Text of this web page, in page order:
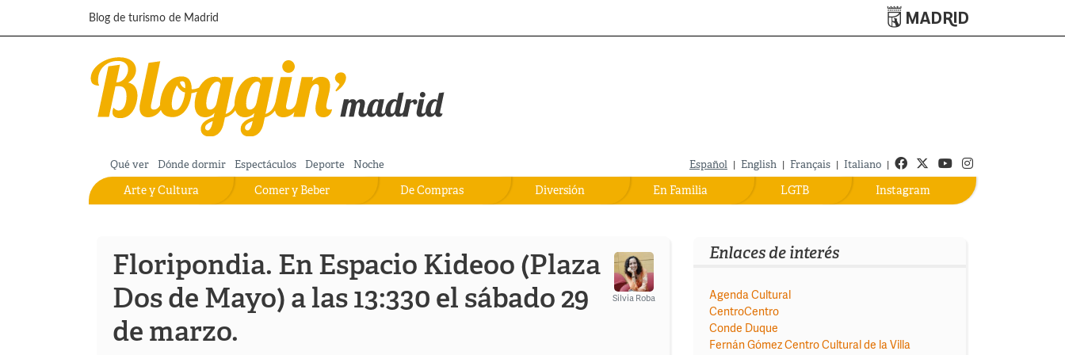
Pasar al contenido principal
Blog de turismo de Madrid
Turismo de Madrid
Qué ver Dónde dormir Espectáculos Deporte Noche Español | English | Français | Italiano | Facebook
TwitterYoutube
Instagram
Instagram
LGTB
En Familia
Diversión
De Compras
Comer y Beber
Arte y Cultura
Floripondia. En Espacio Kideoo (Plaza
Dos de Mayo) a las 13:330 el sábado 29
de marzo.
Silvia Roba
Enlaces de interés
Agenda Cultural
CentroCentro
Conde Duque
Fernán Gómez Centro Cultural de la Villa